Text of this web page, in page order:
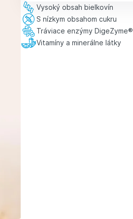
Vysoký obsah bielkovín
S nízkym obsahom cukru
Tráviace enzýmy DigeZyme®
Vitamíny a minerálne látky